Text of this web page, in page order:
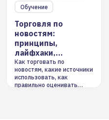
Обучение
Торговля по
новостям:
принципы,
лайфхаки,
инструменты
Как торговать по
новостям, какие источники
использовать, как
правильно оценивать